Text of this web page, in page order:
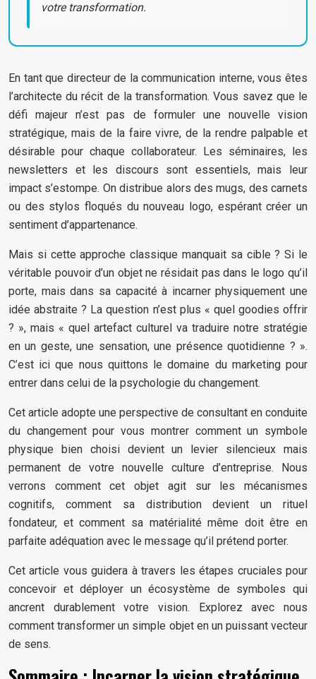
votre transformation.
En tant que directeur de la communication interne, vous êtes
l’architecte du récit de la transformation. Vous savez que le
défi majeur n’est pas de formuler une nouvelle vision
stratégique, mais de la faire vivre, de la rendre palpable et
désirable pour chaque collaborateur. Les séminaires, les
newsletters et les discours sont essentiels, mais leur
impact s’estompe. On distribue alors des mugs, des carnets
ou des stylos floqués du nouveau logo, espérant créer un
sentiment d’appartenance.
Mais si cette approche classique manquait sa cible ? Si le
véritable pouvoir d’un objet ne résidait pas dans le logo qu’il
porte, mais dans sa capacité à incarner physiquement une
idée abstraite ? La question n’est plus « quel goodies offrir
? », mais « quel artefact culturel va traduire notre stratégie
en un geste, une sensation, une présence quotidienne ? ».
C’est ici que nous quittons le domaine du marketing pour
entrer dans celui de la psychologie du changement.
Cet article adopte une perspective de consultant en conduite
du changement pour vous montrer comment un symbole
physique bien choisi devient un levier silencieux mais
permanent de votre nouvelle culture d’entreprise. Nous
verrons comment cet objet agit sur les mécanismes
cognitifs, comment sa distribution devient un rituel
fondateur, et comment sa matérialité même doit être en
parfaite adéquation avec le message qu’il prétend porter.
Cet article vous guidera à travers les étapes cruciales pour
concevoir et déployer un écosystème de symboles qui
ancrent durablement votre vision. Explorez avec nous
comment transformer un simple objet en un puissant vecteur
de sens.